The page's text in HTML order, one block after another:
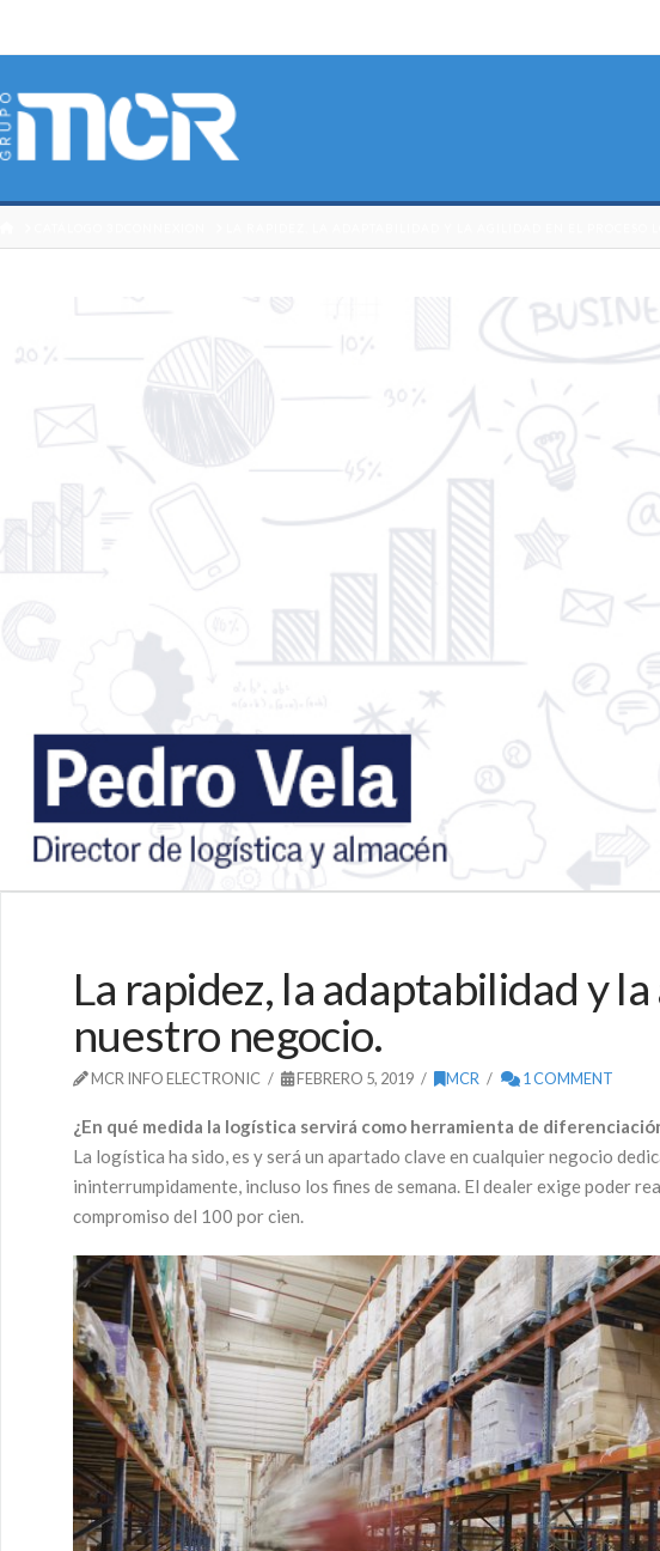
La rapidez, la adaptabilidad y
nuestro negocio.
MCR INFO ELECTRONIC FEBRERO 5, 2019 MCR 1 COMMENT
¿En qué medida la logística servirá como herramienta de
La logística ha sido, es y será un apartado clave en cualquier negocio
ininterrumpidamente, incluso los fines de semana. El dealer exige poder
compromiso del 100 por cien.